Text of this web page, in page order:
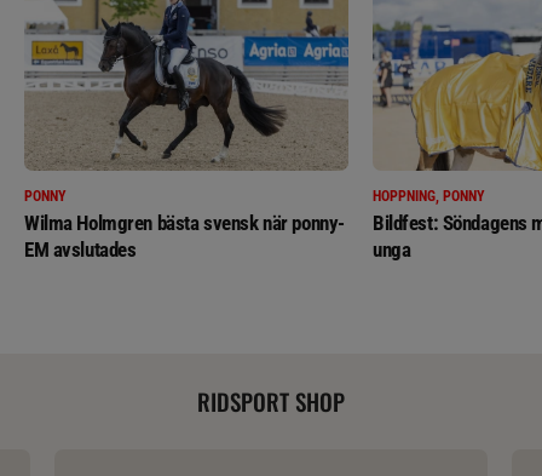
PONNY
Wilma Holmgren bästa svensk när ponny-
EM avslutades
HOPPNING, PONNY
Bildfest: Söndagens
unga
RIDSPORT SHOP